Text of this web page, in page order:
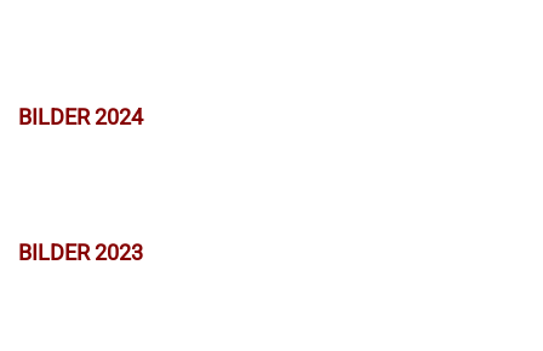
BILDER 2024
BILDER 2023